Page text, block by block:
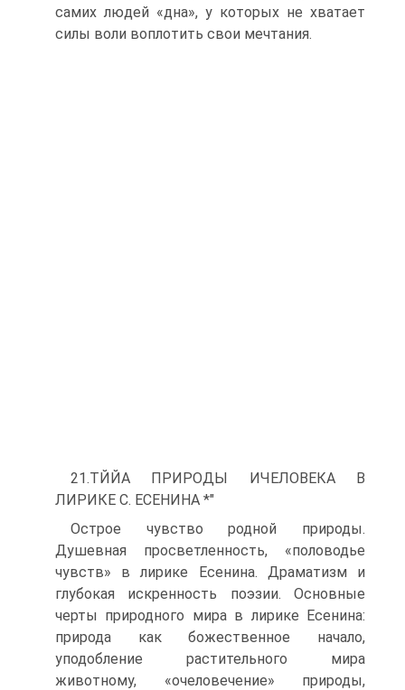
самих людей «дна», у которых не хватает
силы воли воплотить свои мечтания.
21.ТЙЙА ПРИРОДЫ ИЧЕЛОВЕКА В
ЛИРИКЕ С. ЕСЕНИНА *"
Острое чувство родной природы.
Душевная просветленность, «половодье
чувств» в лирике Есенина. Драматизм и
глубокая искренность поэзии. Основные
черты природного мира в лирике Есенина:
природа как божественное начало,
уподобление растительного мира
животному, «очеловечение» природы,